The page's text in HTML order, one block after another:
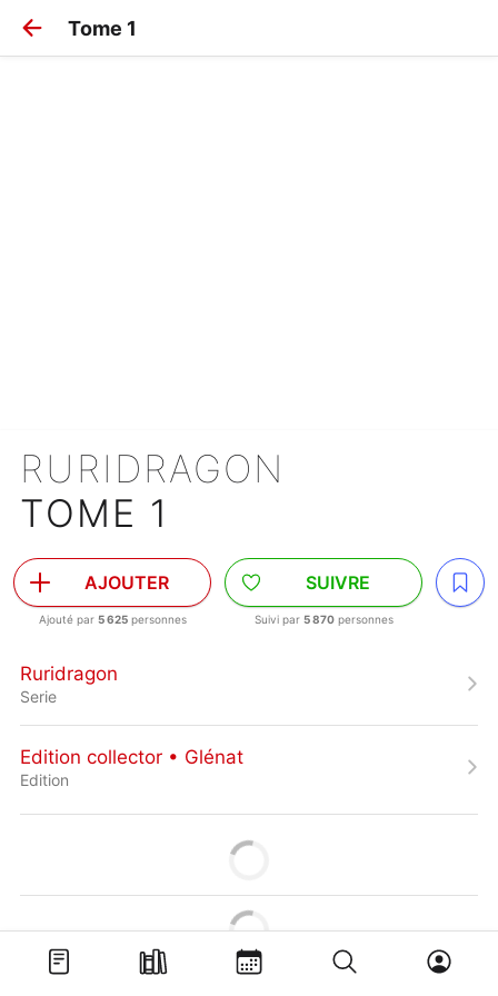
Tome 1
RURIDRAGON
TOME 1
AJOUTER
Ajouté par 5 625personnes
SUIVRE
Suivi par 5 870personnes
Ruridragon
Serie
Edition collector • Glénat
Edition